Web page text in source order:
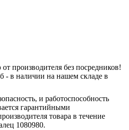
производителя без посредников!
- в наличии на нашем складе в
и работоспособность
гарантийными
товара в течение
1080980.